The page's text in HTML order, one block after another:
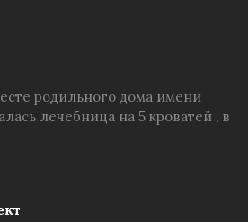
родильного дома имени
лечебница на 5 кроватей , в